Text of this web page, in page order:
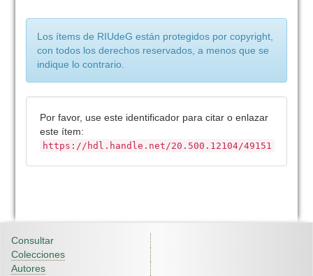
Los ítems de RIUdeG están protegidos por copyright,
con todos los derechos reservados, a menos que se
indique lo contrario.
Por favor, use este identificador para citar o enlazar
este ítem:
https://hdl.handle.net/20.500.12104/49151
Consultar
Colecciones
Autores